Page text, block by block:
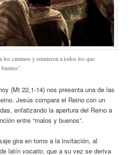
los caminos y reunieron a todos los que
(Mt 22,1-14) nos presenta una de las
Jesús compara el Reino con un
enfatizando la apertura del Reino a
entre “malos y buenos”.
gira en torno a la invitación, al
latín vocatio, que a su vez se deriva